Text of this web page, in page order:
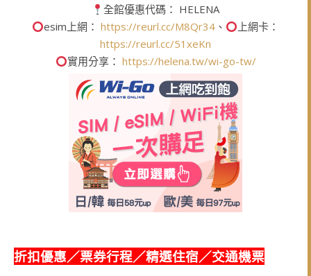
全館優惠代碼： HELENA
esim上網： https://reurl.cc/M8Qr34 、
上網卡：
https://reurl.cc/51xeKn
實用分享： https://helena.tw/wi-go-tw/
折扣優惠／票券行程／精選住宿／交通機票